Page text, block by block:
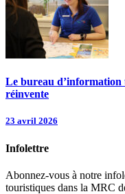
Le bureau d’information
réinvente
23 avril 2026
Infolettre
Abonnez-vous à notre
touristiques dans la MRC